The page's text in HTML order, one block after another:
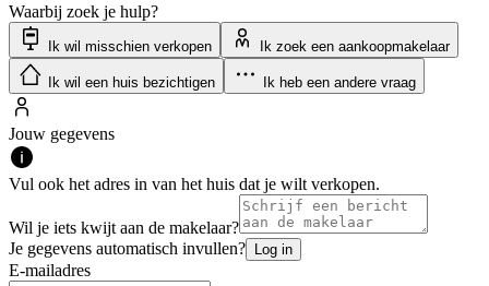
Waarbij zoek je hulp?
Ik wil misschien verkopen Ik zoek een aankoopmakelaar
Ik wil een huis bezichtigen Ik heb een andere vraag
Jouw gegevens
Vul ook het adres in van het huis dat je wilt verkopen.
Wil je iets kwijt aan de makelaar?
Je gegevens automatisch invullen? Log in
E-mailadres